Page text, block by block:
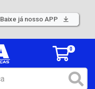
Baixe já nosso APP
0